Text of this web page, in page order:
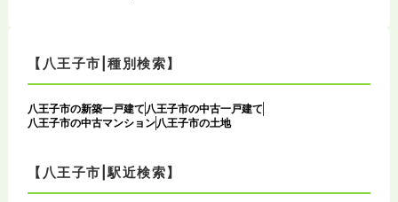
【八王子市|種別検索】
八王子市の新築一戸建て 八王子市の中古一戸建て
八王子市の中古マンション 八王子市の土地
【八王子市|駅近検索】